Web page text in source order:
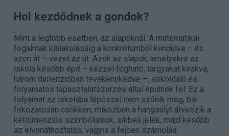
Hol kezdődnek a gondok?
Mint a legtöbb esetben, az alapoknál. A matematikai
fogalmak kialakulásáig a konkrétumból kiindulva – és
azon át – vezet az út. Azok az alapok, amelyekre az
iskola később épít – kézzel fogható, tárgyakat kirakva,
három dimenzióban tevékenykedve –, sokoldalú és
folyamatos tapasztalatszerzés által épülnek fel. Ez a
folyamat az iskolába lépéssel nem szűnik meg, bár
fokozatosan csökken, miközben a hangsúlyt átveszik a
kétdimenziós szimbólumok, síkbeli jelek, majd később
az elvonatkoztatás, vagyis a fejben számolás.